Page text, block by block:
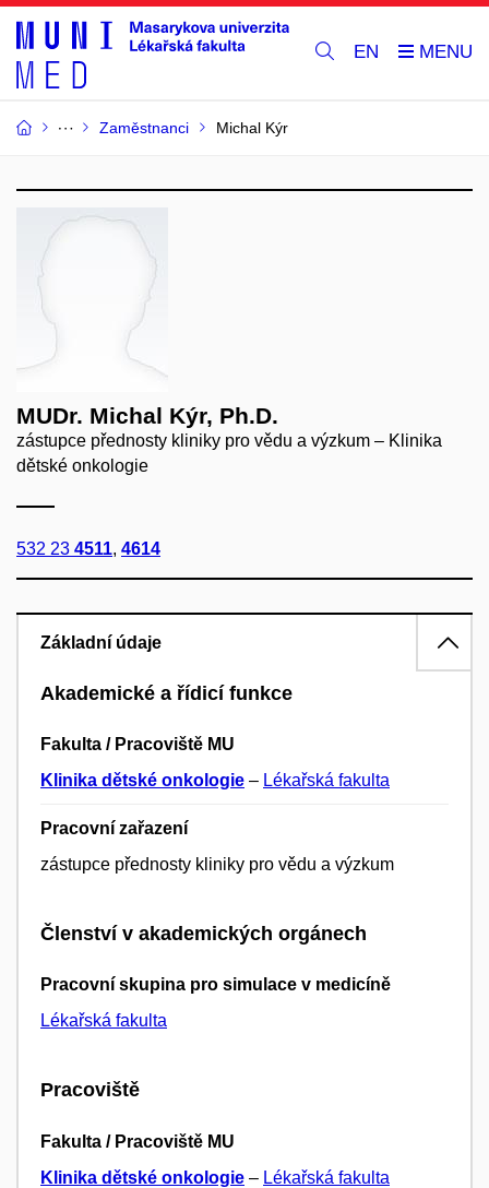
EN
Zaměstnanci Michal Kýr
MUDr. Michal Kýr, Ph.D.
zástupce přednosty kliniky pro vědu a výzkum – Klinika
dětské onkologie
532 23 4511, 4614
Základní údaje
Akademické a řídicí funkce
Fakulta / Pracoviště MU
Klinika dětské onkologie – Lékařská fakulta
Pracovní zařazení
zástupce přednosty kliniky pro vědu a výzkum
Členství v akademických orgánech
Pracovní skupina pro simulace v medicíně
Lékařská fakulta
Pracoviště
Fakulta / Pracoviště MU
Klinika dětské onkologie – Lékařská fakulta